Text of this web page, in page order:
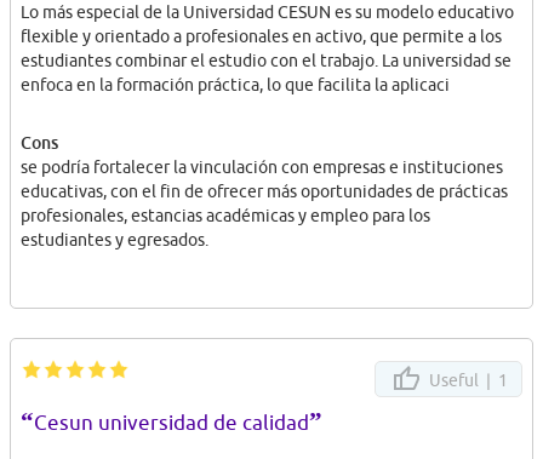
Lo más especial de la Universidad CESUN es su modelo educativo
flexible y orientado a profesionales en activo, que permite a los
estudiantes combinar el estudio con el trabajo. La universidad se
enfoca en la formación práctica, lo que facilita la aplicaci
Cons
se podría fortalecer la vinculación con empresas e instituciones
educativas, con el fin de ofrecer más oportunidades de prácticas
profesionales, estancias académicas y empleo para los
estudiantes y egresados.
Useful | 1
“Cesun universidad de calidad”